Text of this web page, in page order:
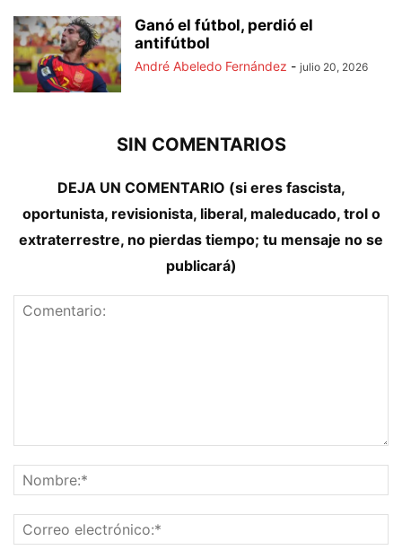
Ganó el fútbol, perdió el
antifútbol
André Abeledo Fernández - julio 20, 2026
SIN COMENTARIOS
DEJA UN COMENTARIO (si eres fascista,
oportunista, revisionista, liberal, maleducado, trol o
extraterrestre, no pierdas tiempo; tu mensaje no se
publicará)